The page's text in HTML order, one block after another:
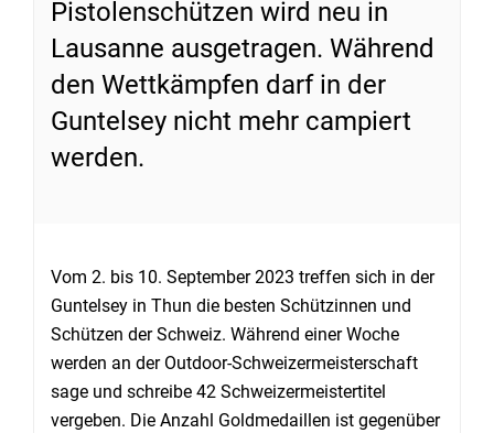
Pistolenschützen wird neu in
Lausanne ausgetragen. Während
den Wettkämpfen darf in der
Guntelsey nicht mehr campiert
werden.
Vom 2. bis 10. September 2023 treffen sich in der
Guntelsey in Thun die besten Schützinnen und
Schützen der Schweiz. Während einer Woche
werden an der Outdoor-Schweizermeisterschaft
sage und schreibe 42 Schweizermeistertitel
vergeben. Die Anzahl Goldmedaillen ist gegenüber